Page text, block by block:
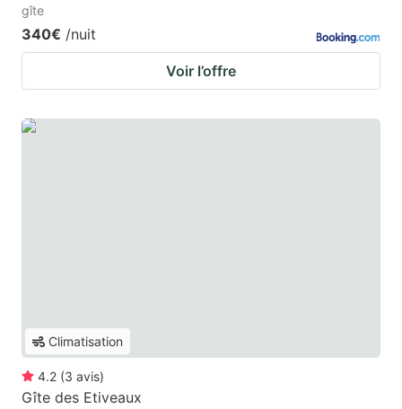
gîte
340€ /nuit
Voir l’offre
Climatisation
4.2 (3 avis)
Gîte des Etiveaux